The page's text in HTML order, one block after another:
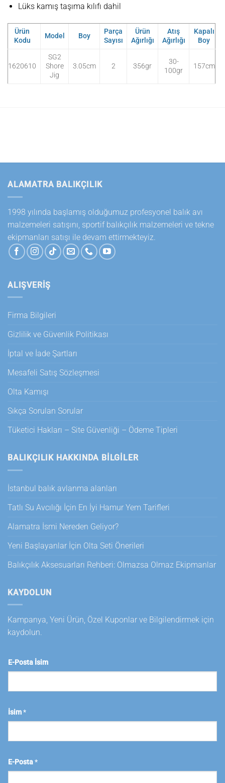
Lüks kamış taşıma kılıfı dahil
Ürün
Kodu
Model Boy
Parça
Sayısı
Ürün
Ağırlığı
Atış
Ağırlığı
Kapalı
Boy
1620610
SG2
Shore
Jig
3.05cm 2 356gr
30-
100gr
157cm
ALAMATRA BALIKÇILIK
1998 yılında başlamış olduğumuz profesyonel balık avı
malzemeleri satışını, sportif balıkçılık malzemeleri ve tekne
ekipmanları satışı ile devam ettirmekteyiz.
ALIŞVERİŞ
Firma Bilgileri
Gizlilik ve Güvenlik Politikası
İptal ve İade Şartları
Mesafeli Satış Sözleşmesi
Olta Kamışı
Sıkça Sorulan Sorular
Tüketici Hakları – Site Güvenliği – Ödeme Tipleri
BALIKÇILIK HAKKINDA BILGILER
İstanbul balık avlanma alanları
Tatlı Su Avcılığı İçin En İyi Hamur Yem Tarifleri
Alamatra İsmi Nereden Geliyor?
Yeni Başlayanlar İçin Olta Seti Önerileri
Balıkçılık Aksesuarları Rehberi: Olmazsa Olmaz Ekipmanlar
KAYDOLUN
Kampanya, Yeni Ürün, Özel Kuponlar ve Bilgilendirmek için
kaydolun.
E-Posta İsim
İsim*
E-Posta*